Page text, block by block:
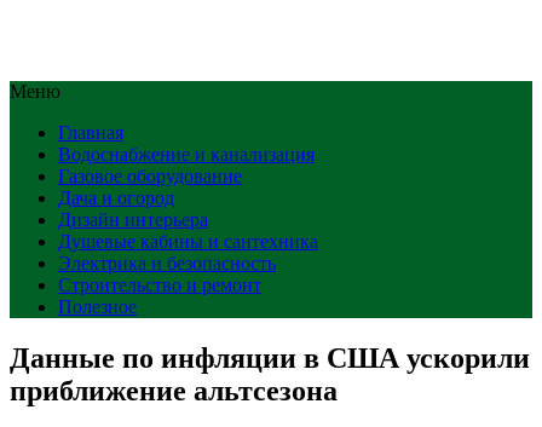
Меню
Главная
Водоснабжение и канализация
Газовое оборудование
Дача и огород
Дизайн интерьера
Душевые кабины и сантехника
Электрика и безопасность
Строительство и ремонт
Полезное
Данные по инфляции в США ускорили
приближение альтсезона